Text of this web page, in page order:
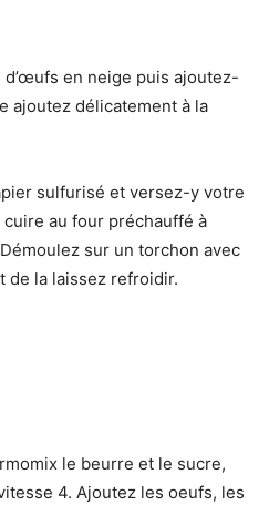
en neige puis ajoutez-
ajoutez délicatement à la
sulfurisé et versez-y votre
au four préchauffé à
sur un torchon avec
de la laissez refroidir.
le beurre et le sucre,
4. Ajoutez les oeufs, les